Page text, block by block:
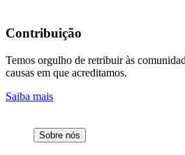
Contribuição
Temos orgulho de retribuir às
causas em que acreditamos.
Saiba mais
Sobre nós